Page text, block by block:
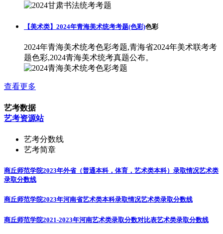
【美术类】2024年青海美术统考考题(色彩)色彩
2024年青海美术统考色彩考题,青海省2024年美术联考考
题色彩,2024青海美术统考真题公布。
查看更多
艺考数据
艺考资源站
艺考分数线
艺考简章
商丘师范学院2023年外省（普通本科，体育，艺术类本科）录取情况艺术类
录取分数线
商丘师范学院2023年河南省艺术类本科录取情况艺术类录取分数线
商丘师范学院2021-2023年河南艺术类录取分数对比表艺术类录取分数线